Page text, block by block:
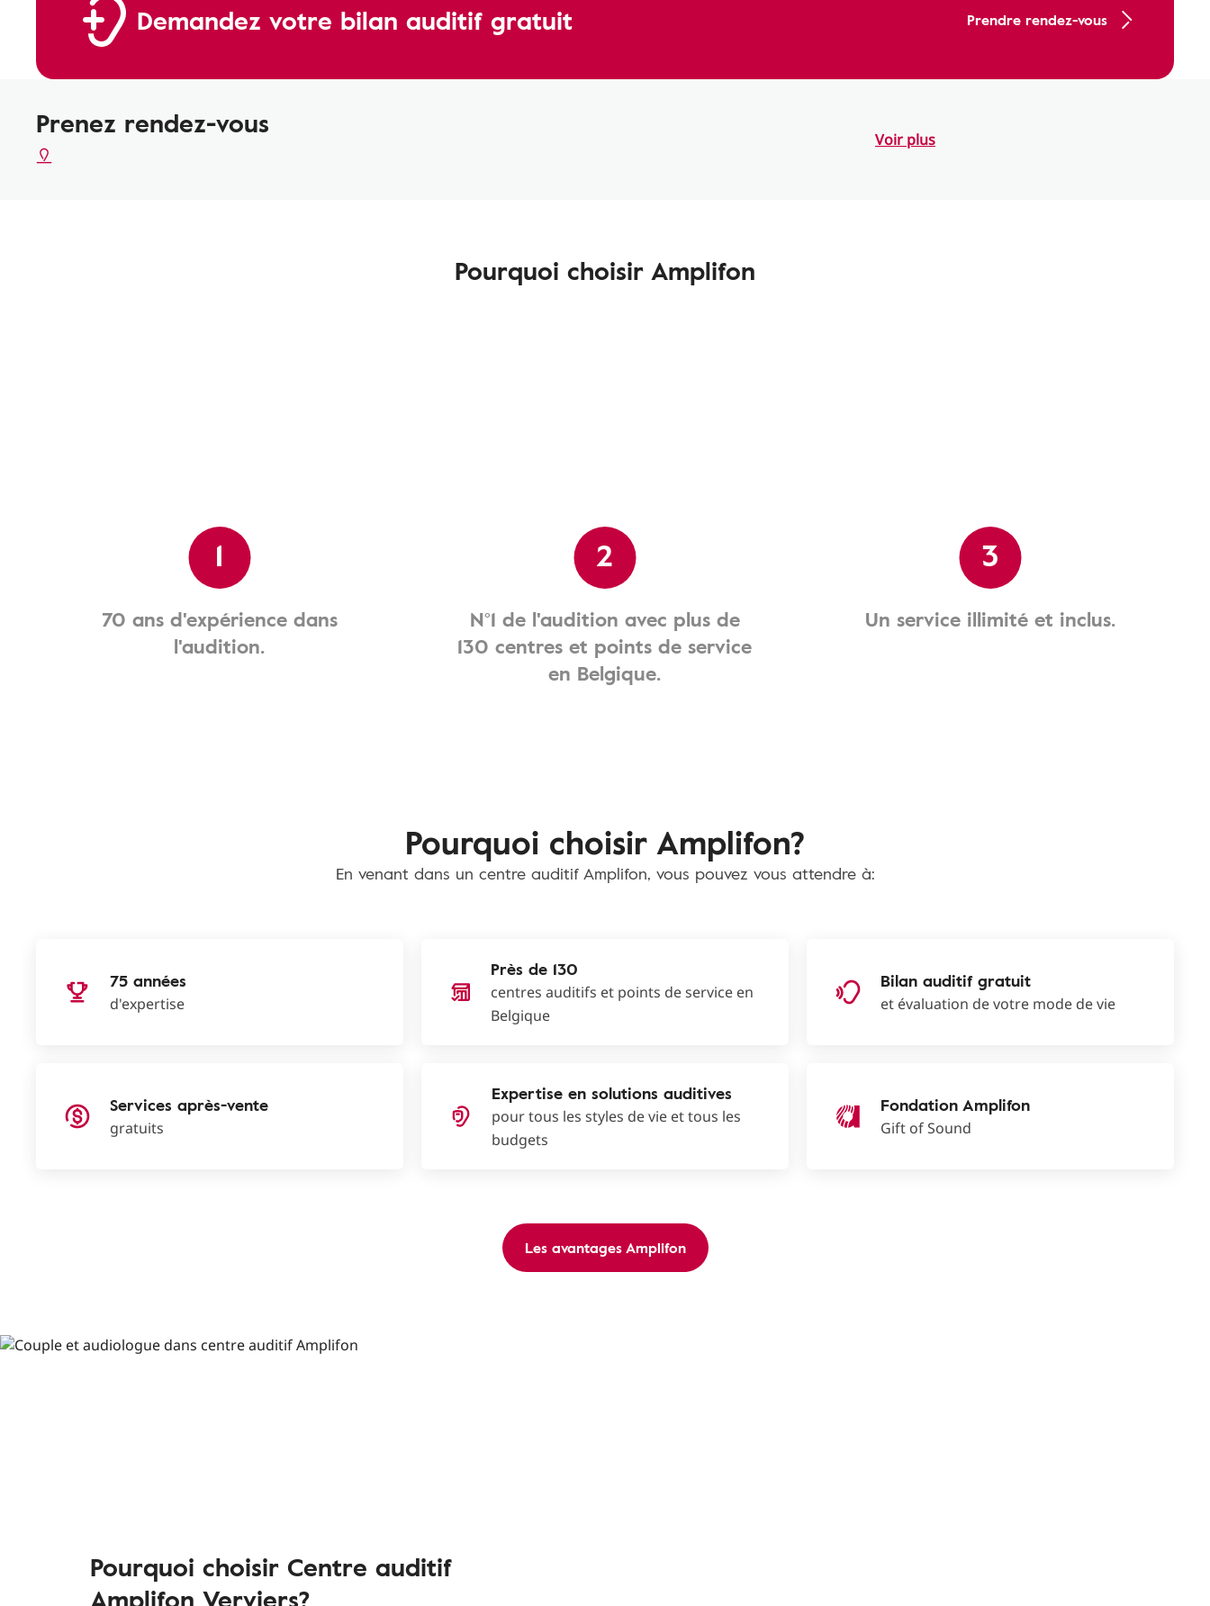
Demandez votre bilan auditif gratuit Prendre rendez-vous
Prenez rendez-vous Voir plus
Pourquoi choisir Amplifon
1
70 ans d'expérience dans
l'audition.
2
N°1 de l'audition avec plus de
130 centres et points de service
en Belgique.
3
Un service illimité et inclus.
Pourquoi choisir Amplifon?
En venant dans un centre auditif Amplifon, vous pouvez vous attendre à:
75 années
d'expertise
Près de 130
centres auditifs et points de service en
Belgique
Bilan auditif gratuit
et évaluation de votre mode de vie
Services après-vente
gratuits
Expertise en solutions auditives
pour tous les styles de vie et tous les
budgets
Fondation Amplifon
Gift of Sound
Les avantages Amplifon
Pourquoi choisir Centre auditif